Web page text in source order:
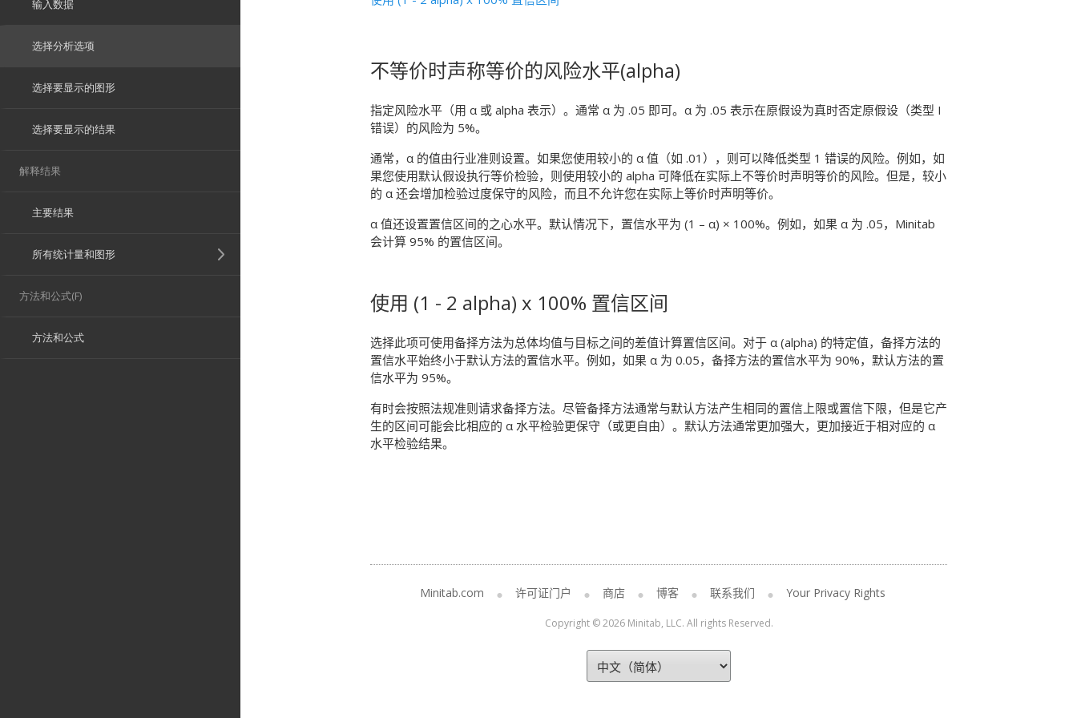
不等价时声称等价的风险水平(alpha)
指定风险水平（用 α 或 alpha 表示）。通常 α 为 .05 即可。α 为 .05 表示在原假设为真时否定原假设（类型 I
错误）的风险为 5%。
通常，α 的值由行业准则设置。如果您使用较小的 α 值（如 .01），则可以降低类型 1 错误的风险。例如，如
果您使用默认假设执行等价检验，则使用较小的 alpha 可降低在实际上不等价时声明等价的风险。但是，较小
的 α 还会增加检验过度保守的风险，而且不允许您在实际上等价时声明等价。
α 值还设置置信区间的之心水平。默认情况下，置信水平为 (1 – α) × 100%。例如，如果 α 为 .05，Minitab
会计算 95% 的置信区间。
使用 (1 - 2 alpha) x 100% 置信区间
选择此项可使用备择方法为总体均值与目标之间的差值计算置信区间。 对于 α (alpha) 的特定值，备择方法的
置信水平始终小于默认方法的置信水平。例如，如果 α 为 0.05，备择方法的置信水平为 90%，默认方法的置
信水平为 95%。
有时会按照法规准则请求备择方法。尽管备择方法通常与默认方法产生相同的置信上限或置信下限，但是它产
生的区间可能会比相应的 α 水平检验更保守（或更自由）。默认方法通常更加强大，更加接近于相对应的 α
水平检验结果。
Minitab.com 许可证门户 商店 博客 联系我们 Your Privacy Rights
Copyright © 2026 Minitab, LLC. All rights Reserved.